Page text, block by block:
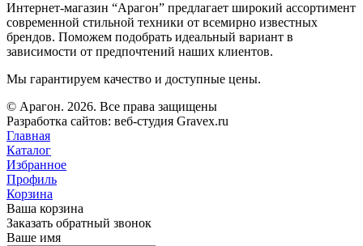
Интернет-магазин “Арагон” предлагает широкий ассортимент
современной стильной техники от всемирно известных
брендов. Поможем подобрать идеальный вариант в
зависимости от предпочтений наших клиентов.
Мы гарантируем качество и доступные цены.
© Арагон. 2026. Все права защищены
Разработка сайтов: веб-студия Gravex.ru
Главная
Каталог
Избранное
Профиль
Корзина
Ваша корзина
Заказать обратный звонок
Ваше имя